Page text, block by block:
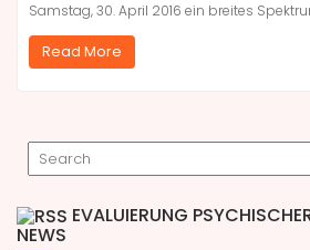
Samstag, 30. April 2016 ein breites
Read More
EVALUIERUNG
NEWS